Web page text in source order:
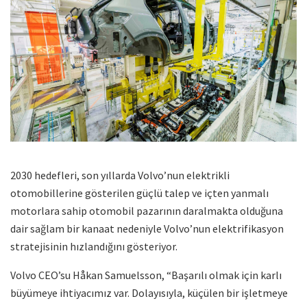
2030 hedefleri, son yıllarda Volvo’nun elektrikli
otomobillerine gösterilen güçlü talep ve içten yanmalı
motorlara sahip otomobil pazarının daralmakta olduğuna
dair sağlam bir kanaat nedeniyle Volvo’nun elektrifikasyon
stratejisinin hızlandığını gösteriyor.
Volvo CEO’su Håkan Samuelsson, “Başarılı olmak için karlı
büyümeye ihtiyacımız var. Dolayısıyla, küçülen bir işletmeye